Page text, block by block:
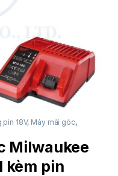
pin 18V, Máy mài góc,
Milwaukee
kèm pin